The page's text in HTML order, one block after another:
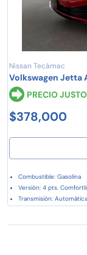
Nissan Tecámac
Volkswagen Jetta
PRECIO JUSTO
$378,000
Combustible: Gasolina
Versión: 4 pts.
Transmisión: Automática